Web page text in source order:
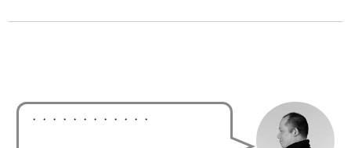
・・・・・・・・・・・・